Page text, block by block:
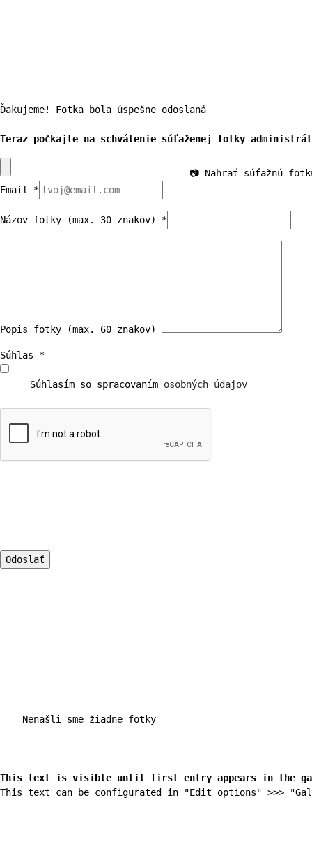
Ďakujeme! Fotka bola úspešne odoslaná
Teraz počkajte na schválenie súťaženej fotky
📷 Nahrať súťažnú
Email *
Názov fotky (max. 30 znakov) *
Popis fotky (max. 60 znakov)
Súhlas *
Súhlasím so spracovaním osobných údajov
    Nenašli sme žiadne fotky
This text is visible until first entry appears in the
This text can be configurated in "Edit options" >>>